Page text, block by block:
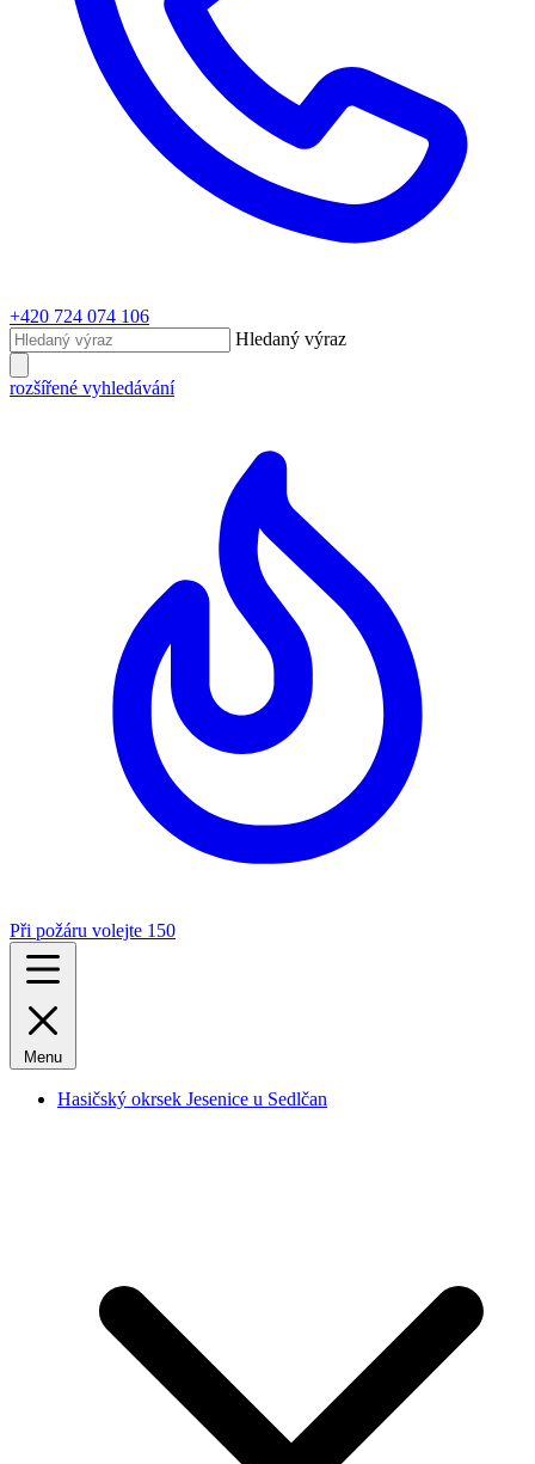
+420 724 074 106
Hledaný výraz
rozšířené vyhledávání
Při požáru volejte 150
Menu
Hasičský okrsek Jesenice u Sedlčan